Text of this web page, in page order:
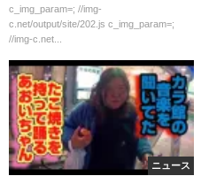
ｗｗｗ
c_img_param=; //img-
c.net/output/site/202.js c_img_param=;
//img-c.net...
ニュース